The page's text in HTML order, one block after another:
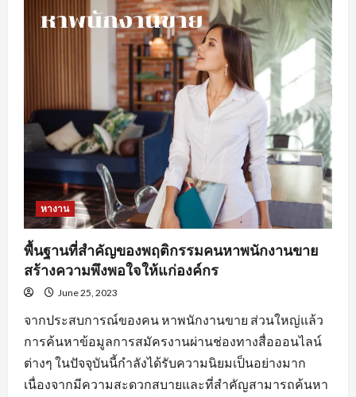
ดี
ใน
การ
งานprogrammerเพื่อ
ประสิทธิภาพ
หางาน
พื้นฐานที่สำคัญของพฤติกรรมคนหาพนักงานขาย
สร้างความพึงพอใจให้แก่องค์กร
June 25, 2023
จากประสบการณ์ของคน หาพนักงานขาย ส่วนใหญ่แล้ว
การค้นหาข้อมูลการสมัครงานผ่านช่องทางสื่อออนไลน์
ต่างๆ ในปัจจุบันนี้กำลังได้รับความนิยมเป็นอย่างมาก
เนื่องจากมีความสะดวกสบายและที่สำคัญสามารถค้นหา